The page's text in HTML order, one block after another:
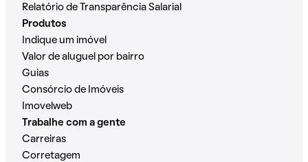
Relatório de Transparência Salarial
Produtos
Indique um imóvel
Valor de aluguel por bairro
Guias
Consórcio de Imóveis
Imovelweb
Trabalhe com a gente
Carreiras
Corretagem